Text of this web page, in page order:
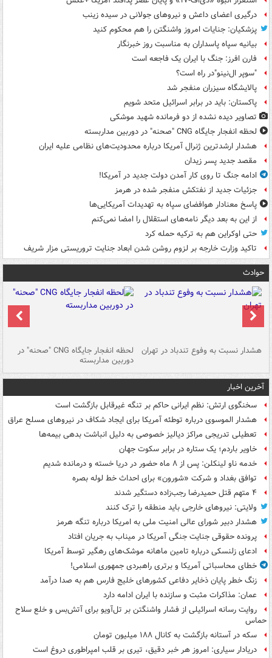
درگیری اعضای داعش و نیروهای جولانی در سیده زینب
پزشکیان: جنایات امروز واشنگتن را هم محکوم کنید
بیانیه سپاه پاسداران به مناسبت روز خبرنگار
فارن افرز: جنگ با ایران یک فاجعه است
"سوپر ال‌نینو"در راه است؟
پالایشگاه سیزران منفجر شد
پاکستان: باید در برابر اسرائیل متحد شویم
تصاویر دیده‌ نشده از دو فرمانده شهید موشکی
لحظه انفجار جایگاه CNG "صحنه" در دوربین مداربسته
هشدار ارشدترین ژنرال آمریکا درباره محدودیت‌های نظامی علیه ایران
مقصد جدید پسر زیدان
ادامه جنگ تا روی کار آمدن دولت جدید در آمریکا!
جزئیات جدید از نفتکش منفجر شده در هرمز
پاسخ معنادار هوافضای سپاه به تهدیدات آمریکایی‌ها
از این به بعد دیگر نامه‌های استقلال را امضا نمی‌کنم
حتی اوکراین هم به ترکیه حمله کرد
تاکید وزارت خارجه بر لزوم روشن شدن ابعاد جنایت تروریستی مزار شریف
حوادث
هشدار نسبت به وفوع تندباد در تهران لحظه انفجار جایگاه CNG "صحنه" در
دوربین مداربسته
آخرین اخبار
سخنگوی ارتش: نظم ایرانی حاکم بر تنگه غیرقابل بازگشت است
هشدار الموسوی درباره توطئه آمریکا برای ایجاد شکاف در نیروهای مسلح عراق
تعطیلی تدریجی مراکز دیالیز خصوصی به دلیل انباشت بدهی بیمه‌ها
خاویر باردم؛ یک ستاره در برابر سکوت جهان
خدمه ناو لینکلن: پس از ۸ ماه حضور در دریا خسته و درمانده‌ شدیم
توافق بغداد و شرکت «شورون» برای احداث خط لوله بصره
۴ متهم قتل حمیدرضا رجب‌زاده دستگیر شدند
ولایتی: نیروهای خارجی باید منطقه را ترک کنند
هشدار دبیر شورای عالی امنیت ملی به امریکا درباره تنگه هرمز
پرونده حقوقی جنایت جنگی آمریکا در میناب به جریان افتاد
ادعای زلنسکی درباره تامین ماهانه موشک‌های رهگیر توسط آمریکا
خطای محاسباتی آمریکا و برتری راهبردی جمهوری اسلامی!
زنگ خطر پایان ذخایر دفاعی کشورهای خلیج فارس هم به صدا درآمد
عمان: مذاکرات مثبت و سازنده با ایران ادامه دارد
روایت رسانه اسرائیلی از فشار واشنگتن بر تل‌آویو برای آتش‌بس و خلع سلاح
حماس
سکه در آستانه بازگشت به کانال ۱۸۸ میلیون تومان
دریادار سیاری: امروز هر خبر دقیق، تیری بر قلب امپراطوری دروغ است